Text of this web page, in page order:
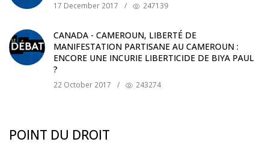
17 December 2017 / 247139
CANADA - CAMEROUN, LIBERTÉ DE
MANIFESTATION PARTISANE AU CAMEROUN :
ENCORE UNE INCURIE LIBERTICIDE DE BIYA PAUL
?
22 October 2017 / 243274
POINT DU DROIT